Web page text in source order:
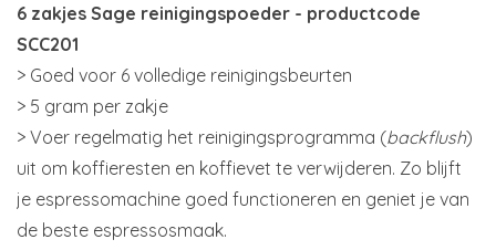
6 zakjes Sage reinigingspoeder - productcode
SCC201
> Goed voor 6 volledige reinigingsbeurten
> 5 gram per zakje
> Voer regelmatig het reinigingsprogramma (backflush)
uit om koffieresten en koffievet te verwijderen. Zo blijft
je espressomachine goed functioneren en geniet je van
de beste espressosmaak.